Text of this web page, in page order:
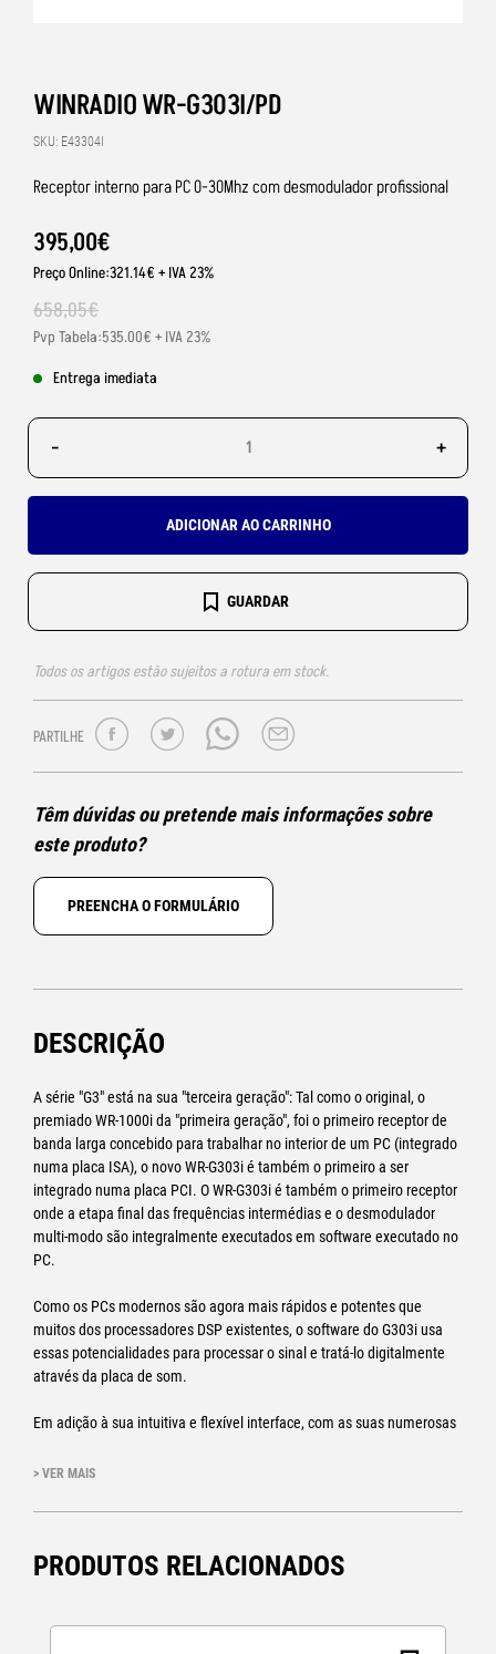
WINRADIO WR-G303I/PD
SKU: E43304I
Receptor interno para PC 0-30Mhz com desmodulador profissional
395,00€
Preço Online:321.14€ + IVA 23%
658,05€
Pvp Tabela:535.00€ + IVA 23%
Entrega imediata
- +
ADICIONAR AO CARRINHO
GUARDAR
Todos os artigos estão sujeitos a rotura em stock.
PARTILHE
Têm dúvidas ou pretende mais informações sobre
este produto?
PREENCHA O FORMULÁRIO
DESCRIÇÃO
A série "G3" está na sua "terceira geração": Tal como o original, o
premiado WR-1000i da "primeira geração", foi o primeiro receptor de
banda larga concebido para trabalhar no interior de um PC (integrado
numa placa ISA), o novo WR-G303i é também o primeiro a ser
integrado numa placa PCI. O WR-G303i é também o primeiro receptor
onde a etapa final das frequências intermédias e o desmodulador
multi-modo são integralmente executados em software executado no
PC.
Como os PCs modernos são agora mais rápidos e potentes que
muitos dos processadores DSP existentes, o software do G303i usa
essas potencialidades para processar o sinal e tratá-lo digitalmente
através da placa de som.
Em adição à sua intuitiva e flexível interface, com as suas numerosas
o WiNRADiO G303i excede em particular por causa do Desmodulador
de 1Hz), dois analisadores de áudio adicionais, e medidores
transmissões DRM (Digital Radio Mondiale), o qual consiste num
> VER MAIS
PRODUTOS RELACIONADOS